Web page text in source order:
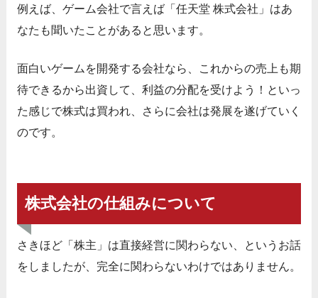
例えば、ゲーム会社で言えば「任天堂 株式会社」はあ
なたも聞いたことがあると思います。
面白いゲームを開発する会社なら、これからの売上も期
待できるから出資して、利益の分配を受けよう！といっ
た感じで株式は買われ、さらに会社は発展を遂げていく
のです。
株式会社の仕組みについて
さきほど「株主」は直接経営に関わらない、というお話
をしましたが、完全に関わらないわけではありません。